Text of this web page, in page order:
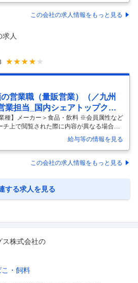
ら医・ヘルスサイエンス領域へ多角的に
でワークライフバランスが叶う環境】 ■募
ています。 キリンビールのパッケージン
ージング工程の安定稼働や品質改善、新
この会社の求人情報をもっと見る
人
営業職（量販営業）（／九州
業担当_国内シェアトップクラ
）
種】メーカー＞食品・飲料 ※会員属性など
チ上で閲覧された際に内容が異なる場合が
容】 総合職採用にて、国内酒類の量販営業
考えております。 配属は適性を判断して最
は下記となります。 ・量販営業 大手スーパ
や店舗担当者に対し、売上動向や消費者ト
向上を図ります。 【業務を行うにあたって
するだけでなく、潜在的な課題にまで踏み
給与等の情報を見る
この会社の求人情報をもっと見る
する求人を見る
ス株式会社の
・飼料